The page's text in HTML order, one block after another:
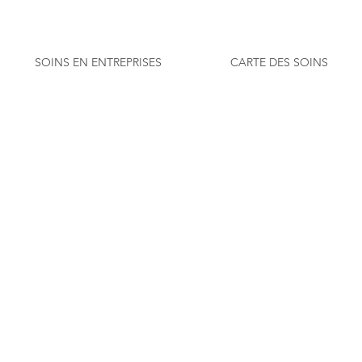
SOINS EN ENTREPRISES CARTE DES SOINS